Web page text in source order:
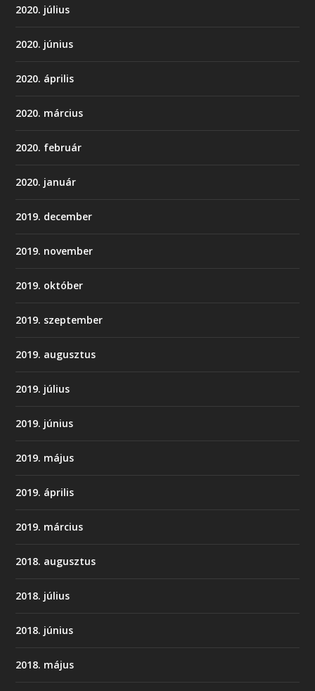
2020. július
2020. június
2020. április
2020. március
2020. február
2020. január
2019. december
2019. november
2019. október
2019. szeptember
2019. augusztus
2019. július
2019. június
2019. május
2019. április
2019. március
2018. augusztus
2018. július
2018. június
2018. május